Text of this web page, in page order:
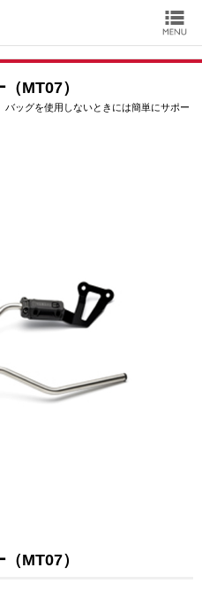
MT07）
ッグを使用しないときには簡単にサポー
MT07）